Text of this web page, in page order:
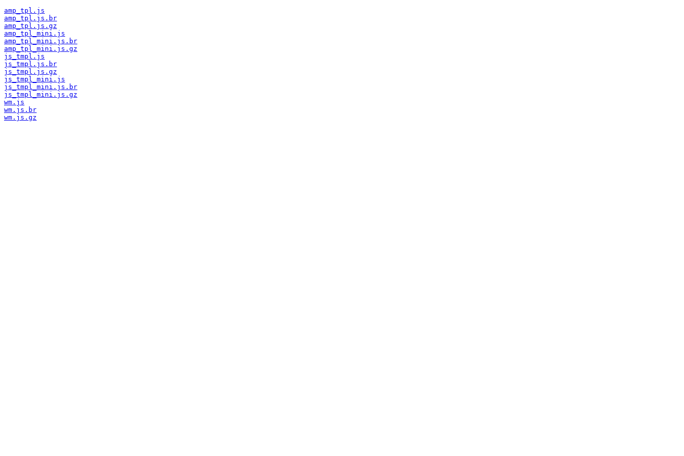
amp_tpl.js
amp_tpl.js.br
amp_tpl.js.gz
amp_tpl_mini.js
amp_tpl_mini.js.br
amp_tpl_mini.js.gz
js_tmpl.js
js_tmpl.js.br
js_tmpl.js.gz
js_tmpl_mini.js
js_tmpl_mini.js.br
js_tmpl_mini.js.gz
wm.js
wm.js.br
wm.js.gz